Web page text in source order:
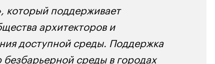
который поддерживает
архитекторов и
доступной среды. Поддержка
среды в городах